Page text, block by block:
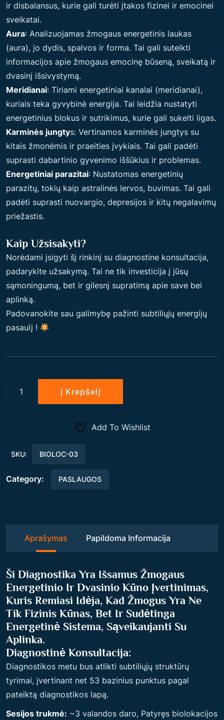
ir disbalansus, kurie gali turėti įtakos fizinei ir emocinei
sveikatai.
Aura: Analizuojamas žmogaus energetinis laukas
(aura), jo dydis, spalvos ir forma. Tai gali suteikti
informacijos apie žmogaus emocinę būseną, sveikatą ir
dvasinį išsivystymą.
Meridianai: Tiriami energetiniai kanalai (meridianai),
kuriais teka gyvybinė energija. Tai leidžia nustatyti
energetinius blokus ir sutrikimus, kurie gali sukelti ligas.
Karminės jungtys: Vertinamos karminės jungtys su
kitais žmonėmis ir praeities įvykiais. Tai gali padėti
suprasti dabartinio gyvenimo iššūkius ir problemas.
Energetiniai parazitai: Nustatomas energetinių
parazitų, tokių kaip astralinės lervos, buvimas. Tai gali
padėti suprasti nuovargio, depresijos ir kitų negalavimų
priežastis.
Kaip Užsisakyti?
Norėdami įsigyti šį rinkinį su diagnostine konsultacija,
padarykite užsakymą. Tai ne tik investicija į jūsų
sąmoningumą, bet ir gilesnį supratimą apie save bei
aplinką.
Padovanokite sau galimybę pažinti subtiliųjų energijų
pasaulį !
produkto
SU
Į Krepšelį
Add To Wishlist
SKU: BIOLOC-03
Category: PASLAUGOS
Aprašymas Papildoma Informacija
Ši Diagnostika Yra Išsamus Žmogaus
Energetinio Ir Dvasinio Kūno Įvertinimas,
Kuris Remiasi Idėja, Kad Žmogus Yra Ne
Tik Fizinis Kūnas, Bet Ir Sudėtinga
Energetinė Sistema, Sąveikaujanti Su
Aplinka.
Diagnostinė Konsultacija:
Diagnostikos metu bus atlikti subtiliųjų struktūrų
tyrimai, įvertinant net 53 bazinius punktus pagal
pateiktą diagnostikos lapą.
Sesijos trukmė: ~3 valandos daro, Patyręs biolokacijos